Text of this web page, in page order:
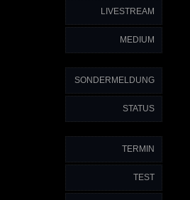
LIVESTREAM
MEDIUM
SONDERMELDUNG
STATUS
TERMIN
TEST